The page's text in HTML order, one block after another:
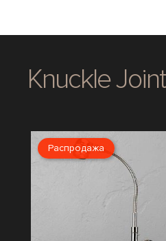
Knuckle Joint
Распродажа